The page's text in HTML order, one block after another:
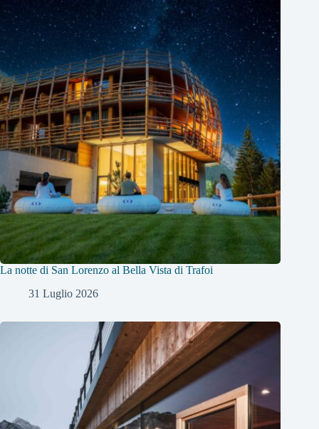
La notte di San Lorenzo al Bella Vista di Trafoi
31 Luglio 2026